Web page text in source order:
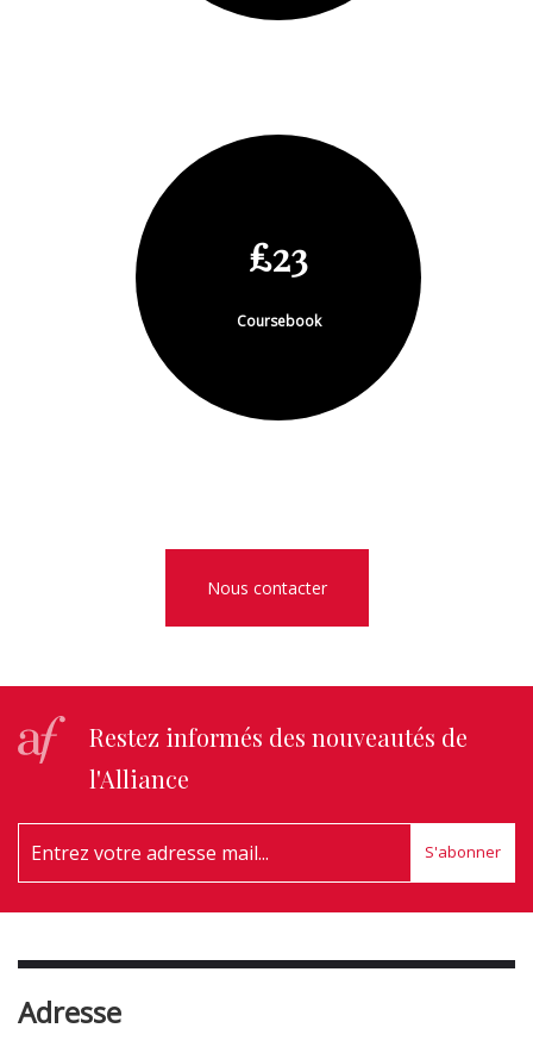
£23
Coursebook
Nous contacter
Restez informés des nouveautés de
l'Alliance
S'abonner
Adresse